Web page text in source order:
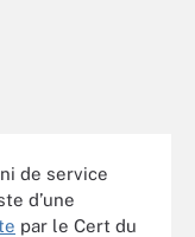
de service
d’une
par le Cert du